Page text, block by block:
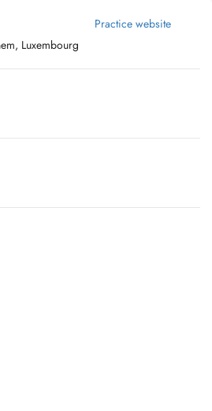
Luxembourg
Practice website